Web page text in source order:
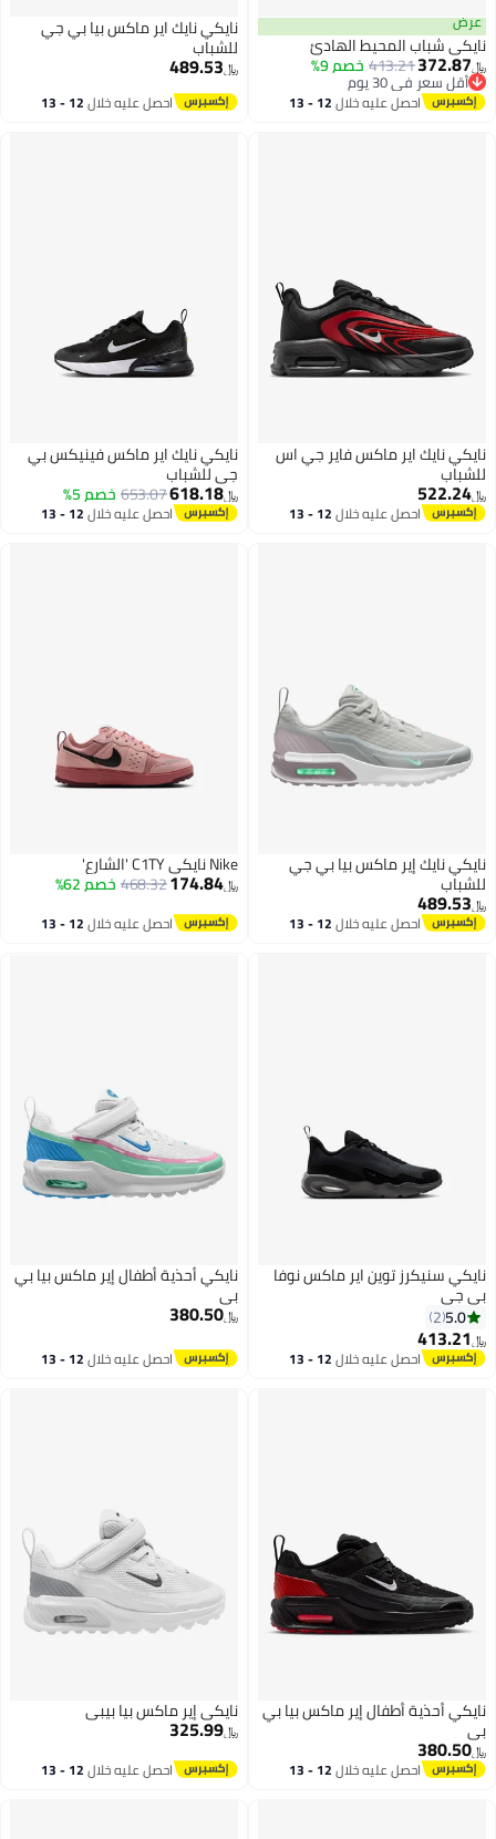
عرض
نايكي شباب المحيط الهادئ
﷼‏372.87
413.21خصم 9%
أقل سعر في 30 يوم
أقل سعر في 30 يوماحصل عليه خلال 12 - 13
نايكي نايك اير ماكس بيا بي جي
للشباب
﷼‏489.53
احصل عليه خلال 12 - 13
نايكي نايك اير ماكس فاير جي اس
للشباب
﷼‏522.24
احصل عليه خلال 12 - 13
اغسطس
نايكي نايك اير ماكس فينيكس بي
جي للشباب
﷼‏618.18
653.07خصم 5%
احصل عليه خلال 12 - 13
اغسطس
نايكي نايك إير ماكس بيا بي جي
للشباب
﷼‏489.53
احصل عليه خلال 12 - 13
Nike نايكي C1TY 'الشارع'
﷼‏174.84
468.32خصم 62%
احصل عليه خلال 12 - 13
نايكي سنيكرز توين اير ماكس نوفا
بي جي
5.0
2
﷼‏413.21
احصل عليه خلال 12 - 13
نايكي أحذية أطفال إير ماكس بيا بي
بي
﷼‏380.50
احصل عليه خلال 12 - 13
نايكي أحذية أطفال إير ماكس بيا بي
بي
﷼‏380.50
احصل عليه خلال 12 - 13
نايكي إير ماكس بيا بيبي
﷼‏325.99
احصل عليه خلال 12 - 13